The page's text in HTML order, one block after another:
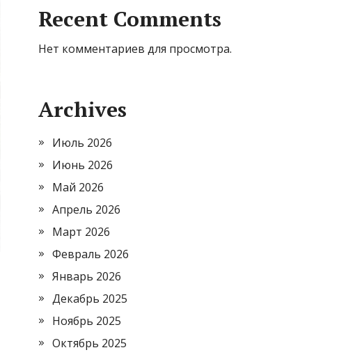
Recent Comments
Нет комментариев для просмотра.
Archives
Июль 2026
Июнь 2026
Май 2026
Апрель 2026
Март 2026
Февраль 2026
Январь 2026
Декабрь 2025
Ноябрь 2025
Октябрь 2025